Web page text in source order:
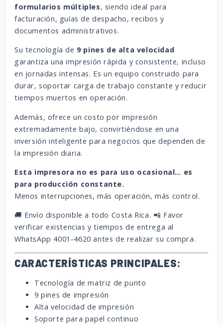
formularios múltiples, siendo ideal para
facturación, guías de despacho, recibos y
documentos administrativos.
Su tecnología de 9 pines de alta velocidad
garantiza una impresión rápida y consistente, incluso
en jornadas intensas. Es un equipo construido para
durar, soportar carga de trabajo constante y reducir
tiempos muertos en operación.
Además, ofrece un costo por impresión
extremadamente bajo, convirtiéndose en una
inversión inteligente para negocios que dependen de
la impresión diaria.
Esta impresora no es para uso ocasional… es
para producción constante.
Menos interrupciones, más operación, más control.
🚚 Envío disponible a todo Costa Rica. 📲 Favor
verificar existencias y tiempos de entrega al
WhatsApp 4001-4620 antes de realizar su compra.
CARACTERÍSTICAS PRINCIPALES:
Tecnología de matriz de punto
9 pines de impresión
Alta velocidad de impresión
Soporte para papel continuo